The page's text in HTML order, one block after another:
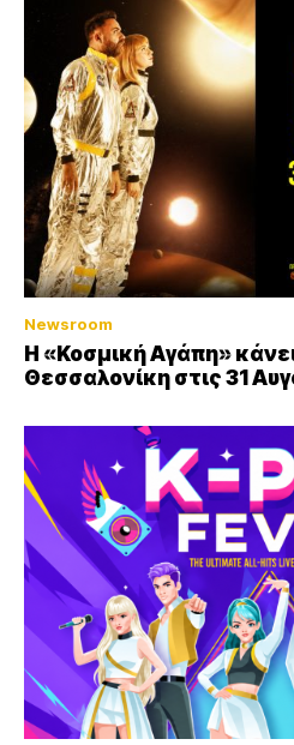
Newsroom
Η «Κοσμική Αγάπη»
Θεσσαλονίκη στις 31